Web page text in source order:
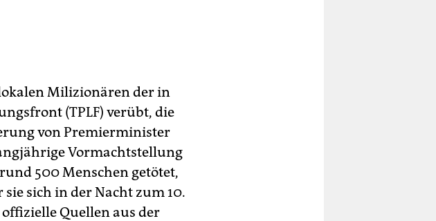
Milizionären der in
(TPLF) verübt, die
von Premierminister
Vormachtstellung
500 Menschen getötet,
sich in der Nacht zum 10.
Quellen aus der